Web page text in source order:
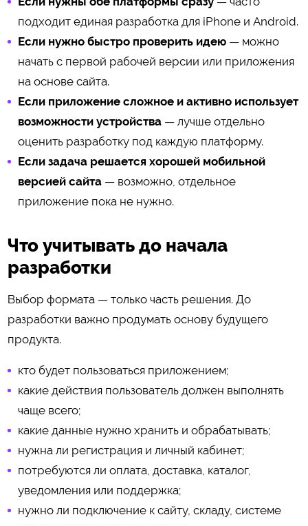
подходит единая разработка для iPhone и Android.
Если нужно быстро проверить идею— можно
начать с первой рабочей версии или приложения
на основе сайта.
Если приложение сложное и активно использует
возможности устройства— лучше отдельно
оценить разработку под каждую платформу.
Если задача решается хорошей мобильной
версией сайта— возможно, отдельное
приложение пока не нужно.
Что учитывать до начала
разработки
Выбор формата — только часть решения. До
разработки важно продумать основу будущего
продукта.
кто будет пользоваться приложением;
какие действия пользователь должен выполнять
чаще всего;
какие данные нужно хранить и обрабатывать;
нужна ли регистрация и личный кабинет;
потребуются ли оплата, доставка, каталог,
уведомления или поддержка;
нужно ли подключение к сайту, складу, системе